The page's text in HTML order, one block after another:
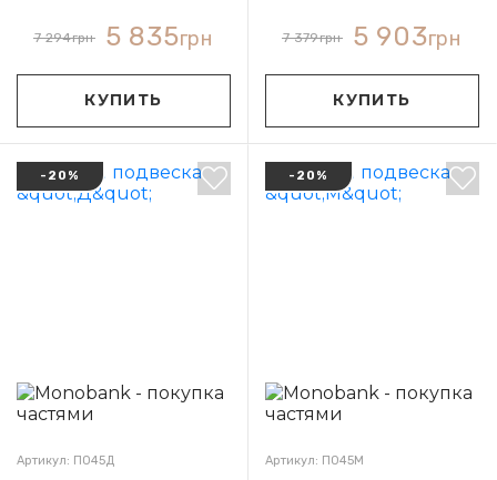
7 294грн 5 835грн
КУПИТЬ
7 379грн 5 903грн
КУПИТЬ
-20%
Артикул: П045Д
-20%
Артикул: П045М